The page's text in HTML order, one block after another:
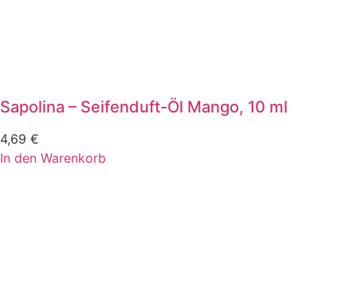
Sapolina – Seifenduft-Öl Mango, 10 ml
4,69 €
In den Warenkorb